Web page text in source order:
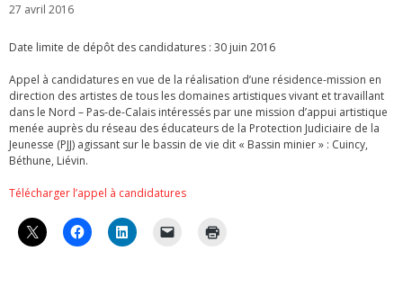
27 avril 2016
Date limite de dépôt des candidatures : 30 juin 2016
Appel à candidatures en vue de la réalisation d’une résidence-mission en
direction des artistes de tous les domaines artistiques vivant et travaillant
dans le Nord – Pas-de-Calais intéressés par une mission d’appui artistique
menée auprès du réseau des éducateurs de la Protection Judiciaire de la
Jeunesse (PJJ) agissant sur le bassin de vie dit « Bassin minier » : Cuincy,
Béthune, Liévin.
Télécharger l’appel à candidatures